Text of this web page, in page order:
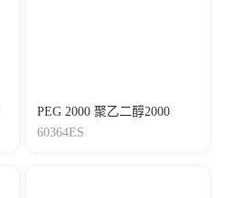
PEG 2000 聚乙二醇2000
60364ES